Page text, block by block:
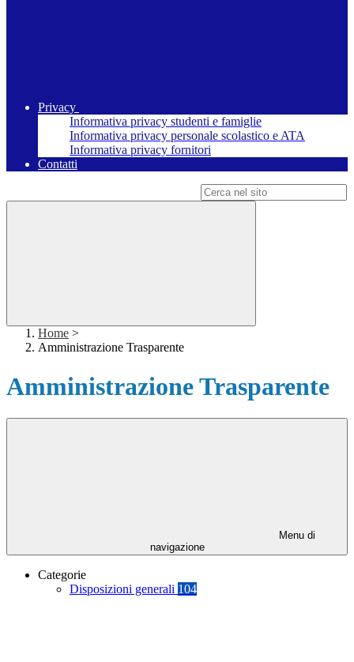
Privacy
Informativa privacy studenti e famiglie
Informativa privacy personale scolastico e ATA
Informativa privacy fornitori
Contatti
Home >
Amministrazione Trasparente
Amministrazione Trasparente
Menu di
navigazione
Categorie
Disposizioni generali 104